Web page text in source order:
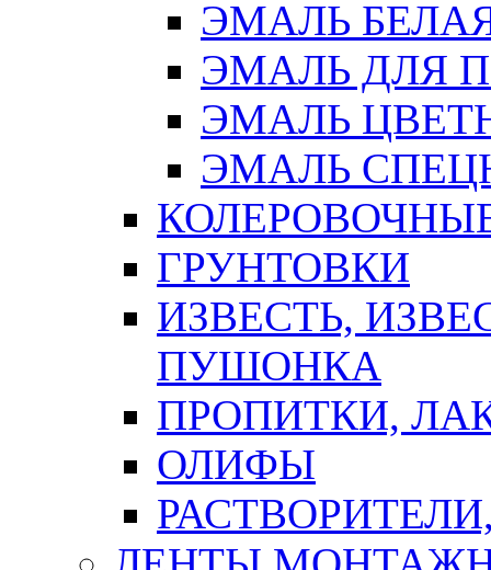
ЭМАЛЬ
ЭМАЛЬ ДЛЯ
ЭМАЛЬ
ЭМАЛЬ
ГРУНТОВКИ
ИЗВЕСТЬ,
ПУШОНКА
ПРОПИТКИ,
ОЛИФЫ